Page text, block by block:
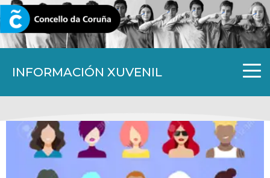
INFORMACIÓN XUVENIL
CORUNA.GAL